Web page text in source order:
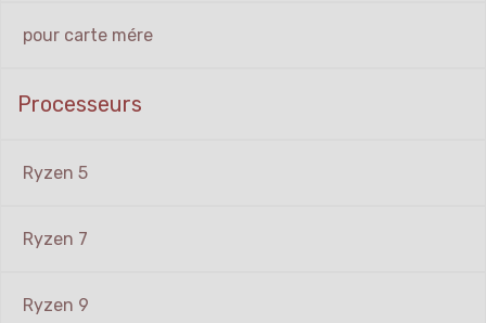
pour carte mére
Processeurs
Ryzen 5
Ryzen 7
Ryzen 9